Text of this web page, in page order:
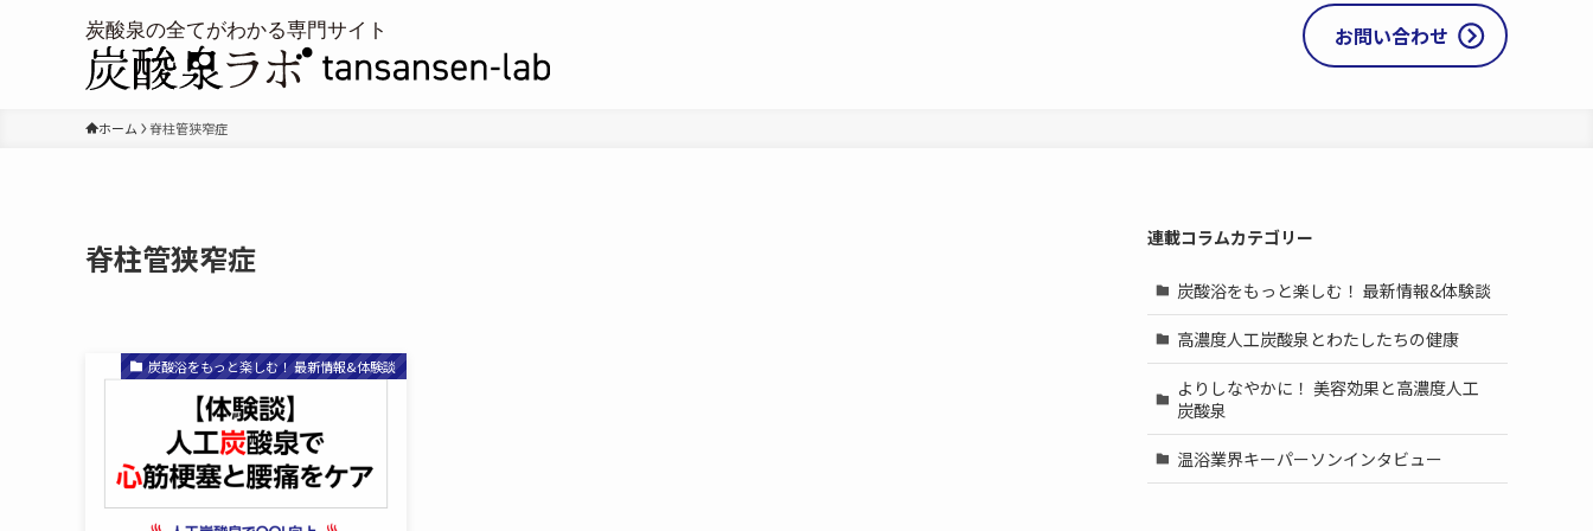
お問い合わせ
ホーム 脊柱管狭窄症
脊柱管狭窄症
炭酸浴をもっと楽しむ！ 最新情報&体験談
連載コラムカテゴリー
炭酸浴をもっと楽しむ！ 最新情報&体験談
高濃度人工炭酸泉とわたしたちの健康
よりしなやかに！ 美容効果と高濃度人工
炭酸泉
温浴業界キーパーソンインタビュー